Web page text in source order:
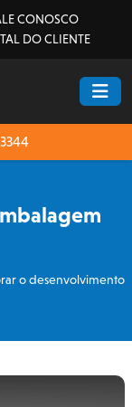
CONOSCO
DO CLIENTE
o desenvolvimento